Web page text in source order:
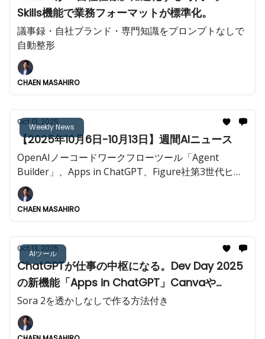
Skills機能で業務フォーマットが標準化。
議事録・自社ブランド・専門知識をプロンプトなしで
自動整形
CHAEN MASAHIRO
Weekly News
Oct 13, 2025
【2025年10月6日-10月13日】週間AIニュース
OpenAIノーコードワークフローツール「Agent
Builder」、Apps in ChatGPT、Figure社第3世代ヒュ
ーマノイドロボットを発表など今週も重大AIニュース
が多数!!️
CHAEN MASAHIRO
AIツール
Oct 13, 2025
ChatGPTが仕事の中枢になる。Dev Day 2025
の新機能「Apps in ChatGPT」Canvaや
Figmaなどツールが1つに集約。
Sora 2を透かしなしで作る方法付き